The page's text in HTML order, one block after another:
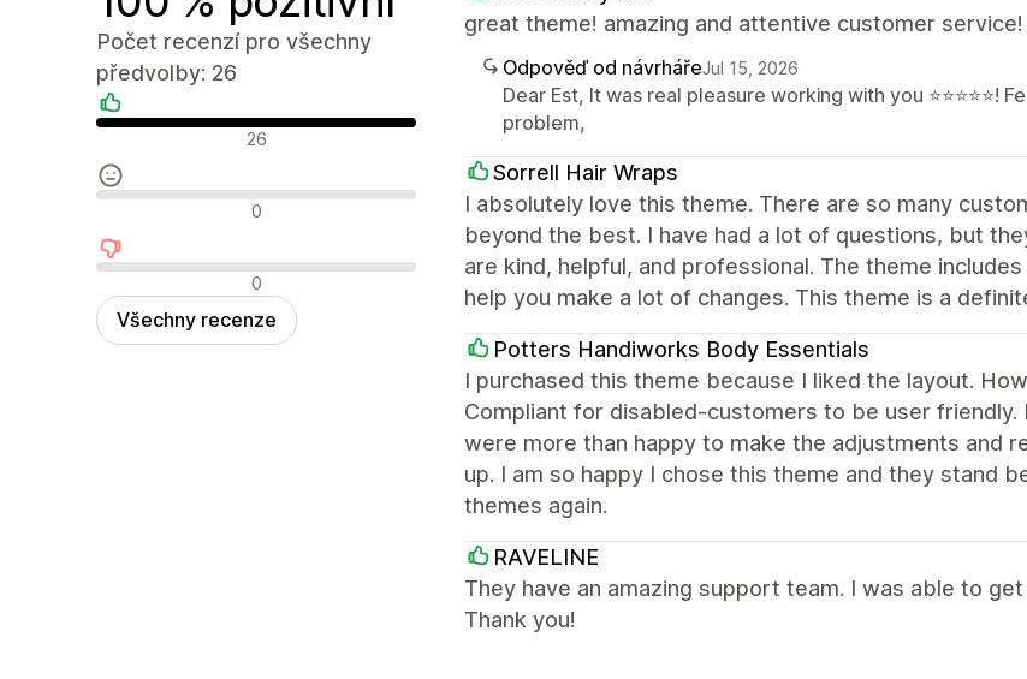
Počet recenzí pro všechny
předvolby: 26
Pozitivní recenze26
Neutrální recenze0
Negativní recenze0
Všechny recenze
great theme! amazing and attentive customer
Odpověď od návrhářeJul 15, 2026
Dear Est, It was real pleasure working with you
problem,
Sorrell Hair Wraps
I absolutely love this theme. There are so many
beyond the best. I have had a lot of questions, but
are kind, helpful, and professional. The theme
help you make a lot of changes. This theme is a
Potters Handiworks Body Essentials
I purchased this theme because I liked the layout.
Compliant for disabled-customers to be user
were more than happy to make the adjustments and
up. I am so happy I chose this theme and they stand
themes again.
RAVELINE
They have an amazing support team. I was able to
Thank you!